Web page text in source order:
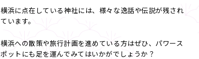
横浜に点在している神社には、様々な逸話や伝説が残され
ています。
横浜への散策や旅行計画を進めている方はぜひ、パワース
ポットにも足を運んでみてはいかがでしょうか？